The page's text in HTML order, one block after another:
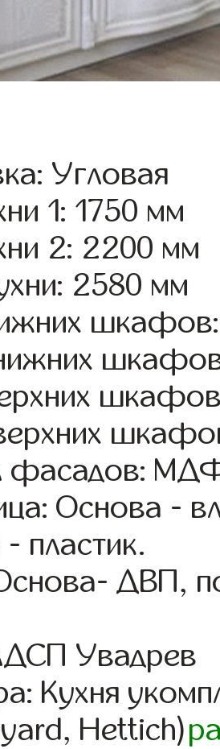
Угловая
1: 1750 мм
2: 2200 мм
2580 мм
фасадов:
Основа -
пластик.
ДВП,
Увадрев
Кухня
Hettich)